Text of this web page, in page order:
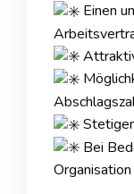
Einen
Bei